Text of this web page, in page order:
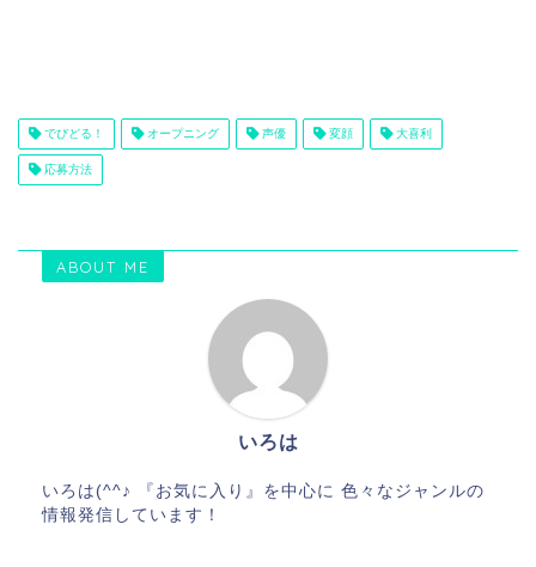
でびどる！ オープニング 声優 変顔 大喜利
応募方法
ABOUT ME
いろは
いろは(^^♪ 『お気に入り』を中心に 色々なジャンルの
情報発信しています！